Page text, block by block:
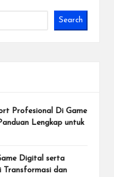
Search
Profesional Di Game
Lengkap untuk
Digital serta
Transformasi dan